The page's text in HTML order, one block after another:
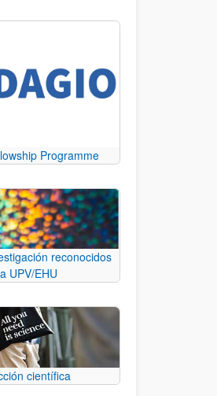
Programme
reconocidos
UPV/EHU
científica